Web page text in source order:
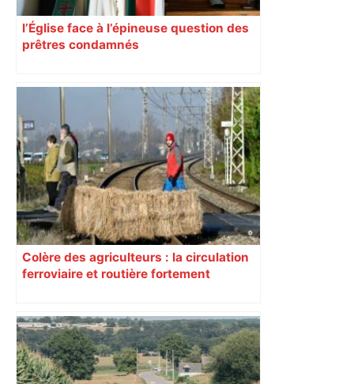
l’Église face à l’épineuse question des
prêtres condamnés
Colère des agriculteurs : la circulation
ferroviaire et routière fortement